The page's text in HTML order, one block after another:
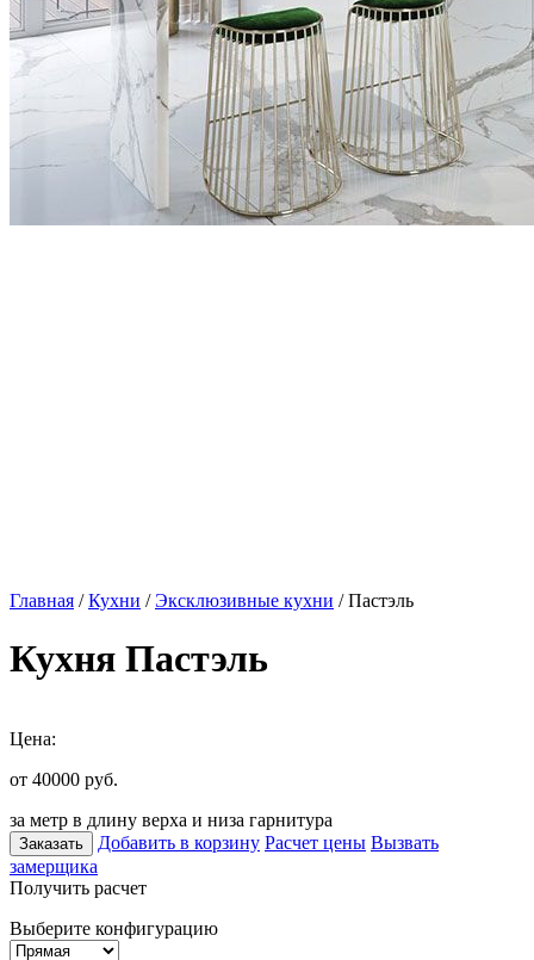
Главная /Кухни /Эксклюзивные кухни / Пастэль
Кухня Пастэль
Цена:
от 40000 руб.
за метр в длину верха и низа гарнитура
Заказать Добавить в корзину Расчет цены Вызвать
замерщика
Получить расчет
Выберите конфигурацию